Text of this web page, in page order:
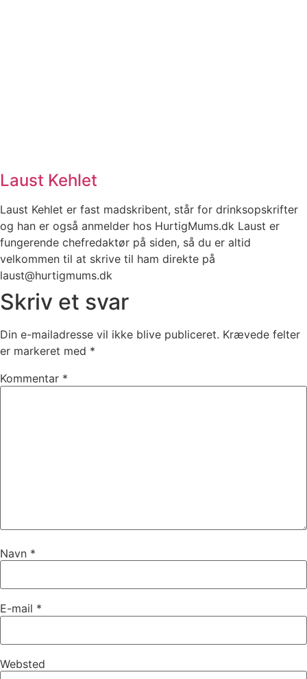
Laust Kehlet
Laust Kehlet er fast madskribent, står for drinksopskrifter
og han er også anmelder hos HurtigMums.dk Laust er
fungerende chefredaktør på siden, så du er altid
velkommen til at skrive til ham direkte på
laust@hurtigmums.dk
Skriv et svar
Din e-mailadresse vil ikke blive publiceret. Krævede felter
er markeret med *
Kommentar *
Navn *
E-mail *
Websted